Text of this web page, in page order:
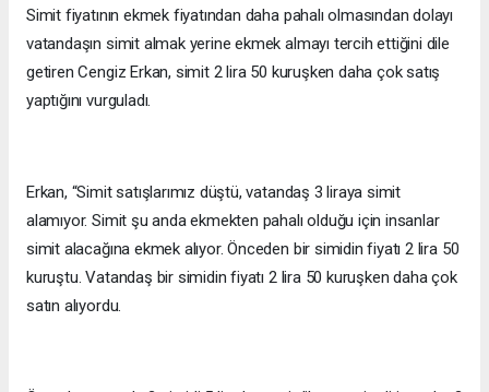
Simit fiyatının ekmek fiyatından daha pahalı olmasından dolayı
vatandaşın simit almak yerine ekmek almayı tercih ettiğini dile
getiren Cengiz Erkan, simit 2 lira 50 kuruşken daha çok satış
yaptığını vurguladı.
Erkan, “Simit satışlarımız düştü, vatandaş 3 liraya simit
alamıyor. Simit şu anda ekmekten pahalı olduğu için insanlar
simit alacağına ekmek alıyor. Önceden bir simidin fiyatı 2 lira 50
kuruştu. Vatandaş bir simidin fiyatı 2 lira 50 kuruşken daha çok
satın alıyordu.